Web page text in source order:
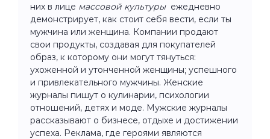
них в лице массовой культуры ежедневно
демонстрирует, как стоит себя вести, если ты
мужчина или женщина. Компании продают
свои продукты, создавая для покупателей
образ, к которому они могут тянуться:
ухоженной и утонченной женщины; успешного
и привлекательного мужчины. Женские
журналы пишут о кулинарии, психологии
отношений, детях и моде. Мужские журналы
рассказывают о бизнесе, отдыхе и достижении
успеха. Реклама, где героями являются